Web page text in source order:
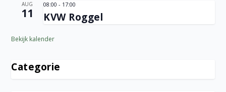
AUG
11
08:00 - 17:00
KVW Roggel
Bekijk kalender
Categorie